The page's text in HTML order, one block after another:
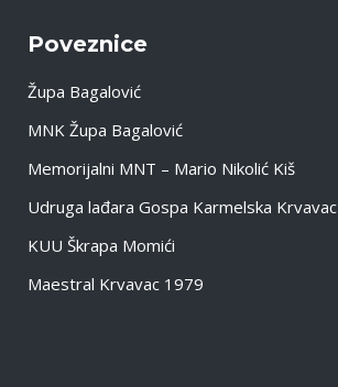
Poveznice
Župa Bagalović
MNK Župa Bagalović
Memorijalni MNT – Mario Nikolić Kiš
Udruga lađara Gospa Karmelska Krvavac
KUU Škrapa Momići
Maestral Krvavac 1979